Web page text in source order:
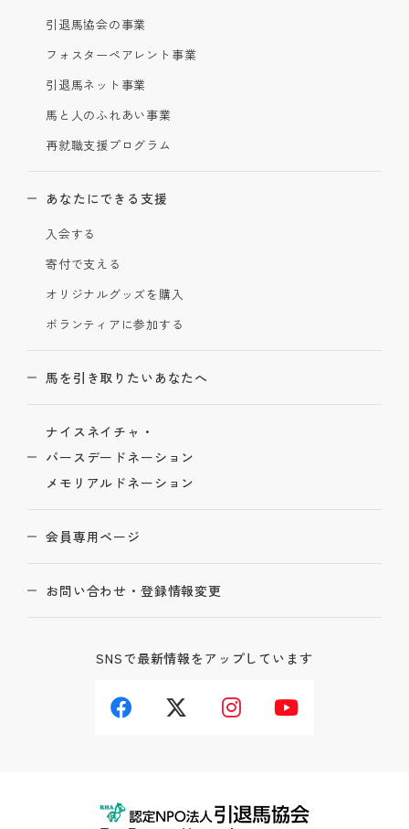
引退馬協会の事業
フォスターペアレント事業
引退馬ネット事業
馬と人のふれあい事業
再就職支援プログラム
あなたにできる支援
入会する
寄付で支える
オリジナルグッズを購入
ボランティアに参加する
馬を引き取りたいあなたへ
ナイスネイチャ・
バースデードネーション
メモリアルドネーション
会員専用ページ
お問い合わせ・登録情報変更
SNSで最新情報をアップしています